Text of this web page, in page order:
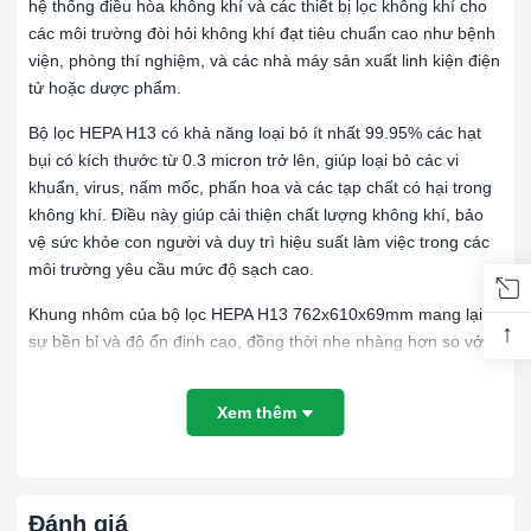
hệ thống điều hòa không khí và các thiết bị lọc không khí cho
các môi trường đòi hỏi không khí đạt tiêu chuẩn cao như bệnh
viện, phòng thí nghiệm, và các nhà máy sản xuất linh kiện điện
tử hoặc dược phẩm.
Bộ lọc HEPA H13 có khả năng loại bỏ ít nhất 99.95% các hạt
bụi có kích thước từ 0.3 micron trở lên, giúp loại bỏ các vi
khuẩn, virus, nấm mốc, phấn hoa và các tạp chất có hại trong
không khí. Điều này giúp cải thiện chất lượng không khí, bảo
vệ sức khỏe con người và duy trì hiệu suất làm việc trong các
môi trường yêu cầu mức độ sạch cao.
Khung nhôm của bộ lọc HEPA H13 762x610x69mm mang lại
sự bền bỉ và độ ổn định cao, đồng thời nhẹ nhàng hơn so với
trọng lượng của bộ lọc mà còn đảm bảo khả năng chống ăn
mòn, gỉ sét, đồng thời giúp việc lắp đặt và thay thế bộ lọc trở
Xem thêm
Đánh giá
↑